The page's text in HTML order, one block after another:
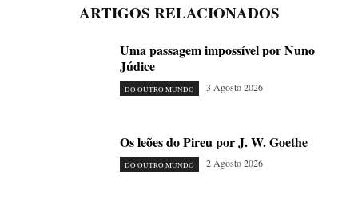
ARTIGOS RELACIONADOS
Uma passagem impossível por Nuno
Júdice
DO OUTRO MUNDO 3 Agosto 2026
Os leões do Pireu por J. W. Goethe
DO OUTRO MUNDO 2 Agosto 2026